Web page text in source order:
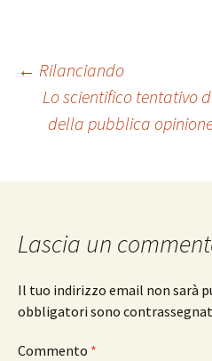
articolo
← Rilanciando
Lo scientifico tentativo
della pubblica
Lascia un
Il tuo indirizzo email non sarà
obbligatori sono
Commento *